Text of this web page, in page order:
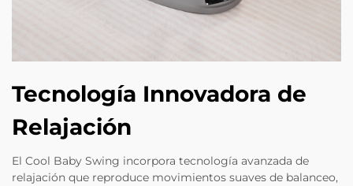
Tecnología Innovadora de
Relajación
El Cool Baby Swing incorpora tecnología avanzada de
relajación que reproduce movimientos suaves de balanceo,